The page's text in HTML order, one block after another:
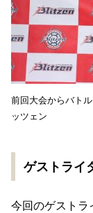
前回大会からバト
ッツェン
ゲストライ
今回のゲストラ